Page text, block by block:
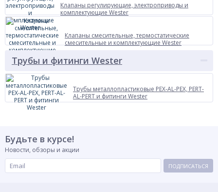
Клапаны регулирующие, электроприводы и
комплектующие Wester
Клапаны смесительные, термостатические
смесительные и комплектующие Wester
Трубы и фитинги Wester
Трубы металлопластиковые PEX-AL-PEX, PERT-
AL-PERT и фитинги Wester
Будьте в курсе!
Новости, обзоры и акции
ПОДПИСАТЬСЯ